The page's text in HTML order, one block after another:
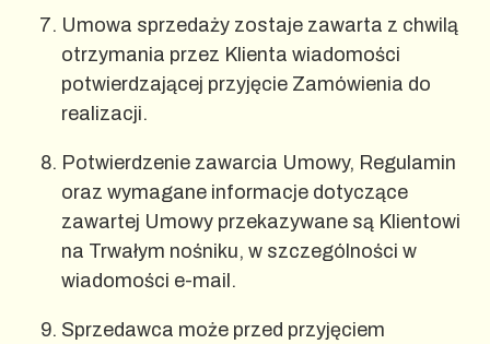
Umowa sprzedaży zostaje zawarta z chwilą
otrzymania przez Klienta wiadomości
potwierdzającej przyjęcie Zamówienia do
realizacji.
Potwierdzenie zawarcia Umowy, Regulamin
oraz wymagane informacje dotyczące
zawartej Umowy przekazywane są Klientowi
na Trwałym nośniku, w szczególności w
wiadomości e-mail.
Sprzedawca może przed przyjęciem